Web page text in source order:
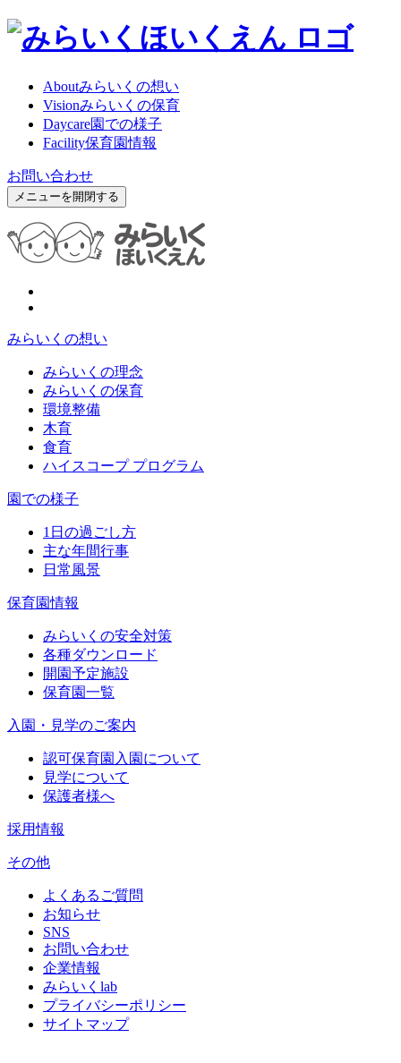
Aboutみらいくの想い
Visionみらいくの保育
Daycare園での様子
Facility保育園情報
お問い合わせ
メニューを開閉する
みらいくの想い
みらいくの理念
みらいくの保育
環境整備
木育
食育
ハイスコープ プログラム
園での様子
1日の過ごし方
主な年間行事
日常風景
保育園情報
みらいくの安全対策
各種ダウンロード
開園予定施設
保育園一覧
入園・見学のご案内
認可保育園入園について
見学について
保護者様へ
採用情報
その他
よくあるご質問
お知らせ
SNS
お問い合わせ
企業情報
みらいくlab
プライバシーポリシー
サイトマップ